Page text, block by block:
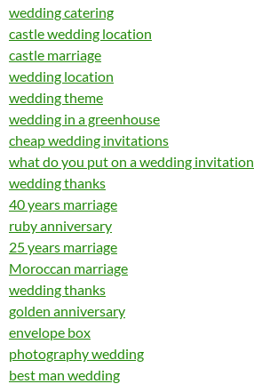
wedding catering
castle wedding location
castle marriage
wedding location
wedding theme
wedding in a greenhouse
cheap wedding invitations
what do you put on a wedding invitation
wedding thanks
40 years marriage
ruby anniversary
25 years marriage
Moroccan marriage
wedding thanks
golden anniversary
envelope box
photography wedding
best man wedding